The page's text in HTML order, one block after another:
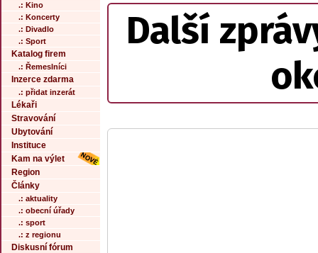
.: Kino
.: Koncerty
.: Divadlo
.: Sport
Katalog firem
.: Řemeslníci
Inzerce zdarma
.: přidat inzerát
Lékaři
Stravování
Ubytování
Instituce
Kam na výlet
Region
Články
.: aktuality
.: obecní úřady
.: sport
.: z regionu
Diskusní fórum
Další